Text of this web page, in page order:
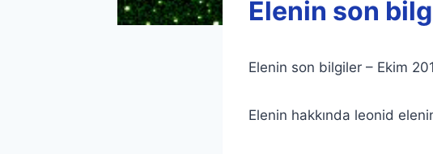
Elenin son
Elenin son bilgiler – Ekim
Elenin hakkında leonid